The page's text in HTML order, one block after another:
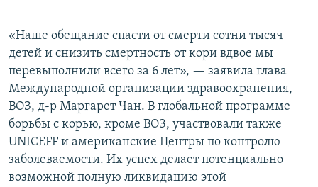
Все сайты РСЕ/РС
«Наше обещание спасти от смерти сотни тысяч
детей и снизить смертность от кори вдвое мы
перевыполнили всего за 6 лет», — заявила глава
Международной организации здравоохранения,
ВОЗ, д-р Маргарет Чан. В глобальной программе
борьбы с корью, кроме ВОЗ, участвовали также
UNICEFF и американские Центры по контролю
заболеваемости. Их успех делает потенциально
возможной полную ликвидацию этой